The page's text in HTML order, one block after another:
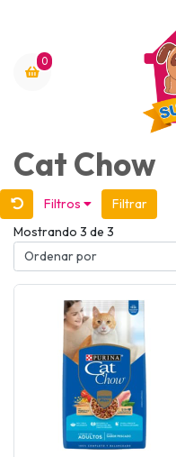
0
Cat Chow
Filtros
Filtrar
Mostrando 3 de 3